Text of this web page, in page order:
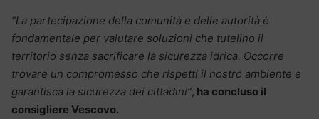
“La partecipazione della comunità e delle autorità è
fondamentale per valutare soluzioni che tutelino il
territorio senza sacrificare la sicurezza idrica. Occorre
trovare un compromesso che rispetti il nostro ambiente e
garantisca la sicurezza dei cittadini”, ha concluso il
consigliere Vescovo.